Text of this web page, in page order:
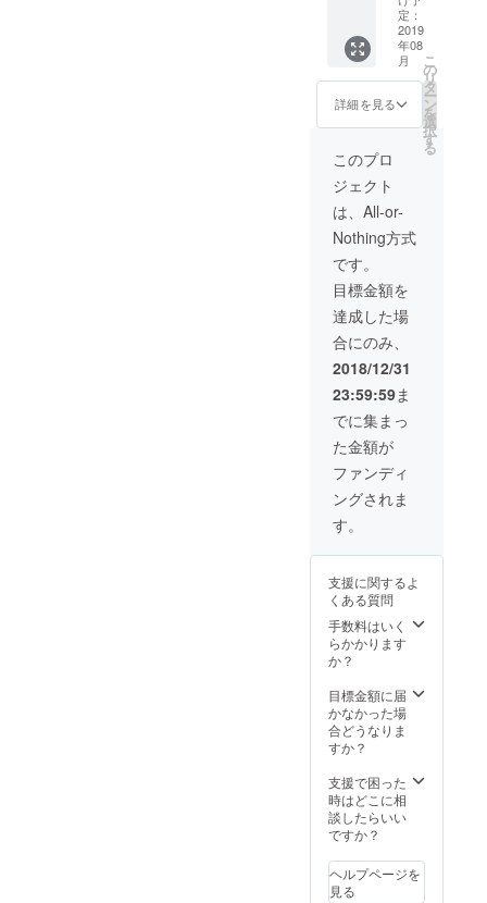
験する楽し
さ」を感じ
られる場を
提供してき
ました。
今回のプロ
ジェクトで
は、大麻が
合法化され
ている国を
訪れ、現地
の文化や法
制度を学び
ながら、安
全で意義の
ある体験を
提供するツ
アーを実現
したいと考
えていま
す。参加者
が正しい知
識を得て、
新しい視点
を持つきっ
かけを作る
ことを目標
にしていま
す。
趣味は旅行
流、そして
新しい挑戦
をするこ
と。皆さん
と一緒に素
ての意
見交
換）へ
の参加
資格 ま
た、ア
プリ公
開後、
下記の
レク
チャー
を無料
プレゼ
ント 私
職、副
業、ビ
ジネス
に対す
る考え
方のレ
ク
チャー
私の趣
味（ギ
ター
等）の
コツや
チャー
定：
2019
年08
月
詳細を見る
こ
の
リ
タ
ー
ン
を
選
択
す
る
このプロ
ジェクト
は、All-or-
Nothing方式
です。
目標金額を
達成した場
合にのみ、
2018/12/31
23:59:59ま
でに集まっ
た金額が
ファンディ
ングされま
す。
支援に関するよ
くある質問
手数料はいく
らかかります
か？
目標金額に届
かなかった場
合どうなりま
すか？
支援で困った
時はどこに相
談したらいい
ですか？
ヘルプページを
見る